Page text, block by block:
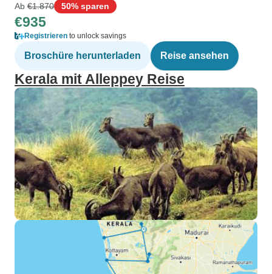
Ab €1.870 50% sparen
€935
Registrieren to unlock savings
Broschüre herunterladen Reise ansehen
Kerala mit Alleppey Reise